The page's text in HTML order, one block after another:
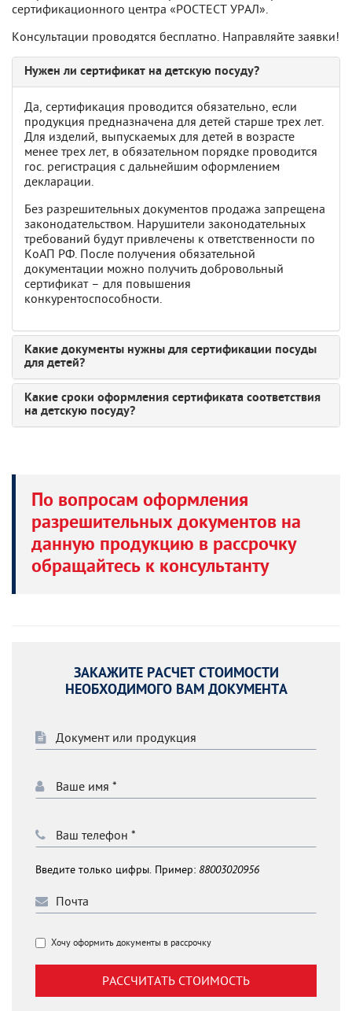
сертификационного центра «РОСТЕСТ УРАЛ».
Консультации проводятся бесплатно. Направляйте заявки!
Нужен ли сертификат на детскую посуду?
Да, сертификация проводится обязательно, если
продукция предназначена для детей старше трех лет.
Для изделий, выпускаемых для детей в возрасте
менее трех лет, в обязательном порядке проводится
гос. регистрация с дальнейшим оформлением
декларации.
Без разрешительных документов продажа запрещена
законодательством. Нарушители законодательных
требований будут привлечены к ответственности по
КоАП РФ. После получения обязательной
документации можно получить добровольный
сертификат – для повышения
конкурентоспособности.
Какие документы нужны для сертификации посуды
для детей?
Какие сроки оформления сертификата соответствия
на детскую посуду?
По вопросам оформления
разрешительных документов на
данную продукцию в рассрочку
обращайтесь к консультанту
ЗАКАЖИТЕ РАСЧЕТ СТОИМОСТИ
НЕОБХОДИМОГО ВАМ ДОКУМЕНТА
Введите только цифры. Пример: 88003020956
Хочу оформить документы в рассрочку
РАССЧИТАТЬ СТОИМОСТЬ